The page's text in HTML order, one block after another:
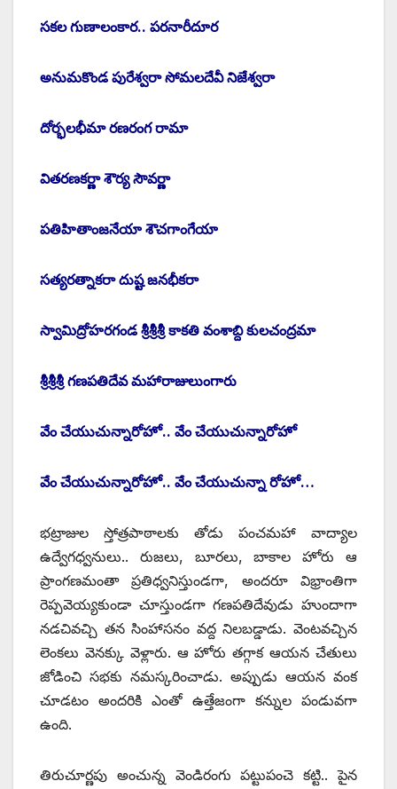
సకల గుణాలంకార.. పరనారీదూర
అనుమకొండ పురేశ్వరా సోమలదేవీ నిజేశ్వరా
దోర్భలభీమా రణరంగ రామా
వితరణకర్ణా శౌర్య సౌవర్ణా
పతిహితాంజనేయా శౌచగాంగేయా
సత్యరత్నాకరా దుష్ట జనభీకరా
స్వామిద్రోహరగండ శ్రీశ్రీశ్రీ కాకతి వంశాబ్ది కులచంద్రమా
శ్రీశ్రీశ్రీ గణపతిదేవ మహారాజులుంగారు
వేం చేయుచున్నారోహో.. వేం చేయుచున్నారోహో
వేం చేయుచున్నారోహో.. వేం చేయుచున్నా రోహో…
భట్రాజుల స్తోత్రపాఠాలకు తోడు పంచమహా వాద్యాల
ఉద్వేగధ్వనులు.. రుజలు, బూరలు, బాకాల హోరు ఆ
ప్రాంగణమంతా ప్రతిధ్వనిస్తుండగా, అందరూ విభ్రాంతిగా
రెప్పవెయ్యకుండా చూస్తుండగా గణపతిదేవుడు హుందాగా
నడచివచ్చి తన సింహాసనం వద్ద నిలబడ్డాడు. వెంటవచ్చిన
లెంకలు వెనక్కు వెళ్లారు. ఆ హోరు తగ్గాక ఆయన చేతులు
జోడించి సభకు నమస్కరించాడు. అప్పుడు ఆయన వంక
చూడటం అందరికి ఎంతో ఉత్తేజంగా కన్నుల పండువగా
ఉంది.
తిరుచూర్ణపు అంచున్న వెండిరంగు పట్టుపంచె కట్టి.. పైన